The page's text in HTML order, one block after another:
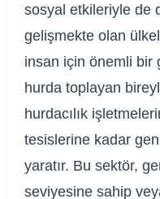
sosyal etkileriyle de
gelişmekte olan
insan için önemli bir
hurda toplayan
hurdacılık
tesislerine kadar
yaratır. Bu sektör,
seviyesine sahip